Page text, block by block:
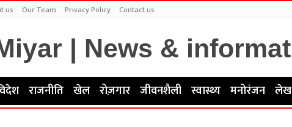
us Our Team Privacy Policy Contact us
राजनीति खेल रोज़गार जीवनशैली स्वास्थ्य मनोरंजन लेख